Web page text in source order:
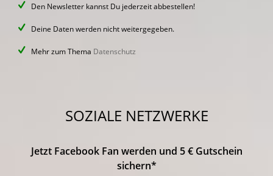
Den Newsletter kannst Du jederzeit abbestellen!
Deine Daten werden nicht weitergegeben.
Mehr zum Thema Datenschutz
SOZIALE NETZWERKE
Jetzt Facebook Fan werden und 5 € Gutschein
sichern*